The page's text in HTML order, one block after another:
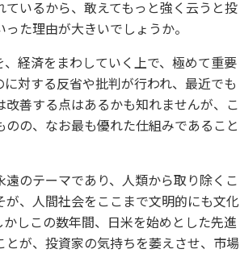
いるから、敢えてもっと強く云うと投
た理由が大きいでしょうか。
経済をまわしていく上で、極めて重要
対する反省や批判が行われ、最近でも
善する点はあるかも知れませんが、こ
の、なお最も優れた仕組みであること
のテーマであり、人類から取り除くこ
、人間社会をここまで文明的にも文化
しこの数年間、日米を始めとした先進
が、投資家の気持ちを萎えさせ、市場